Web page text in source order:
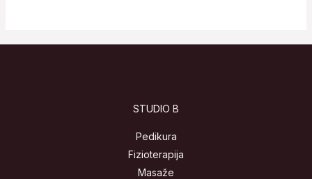
STUDIO B
Pedikura
Fizioterapija
Masaže